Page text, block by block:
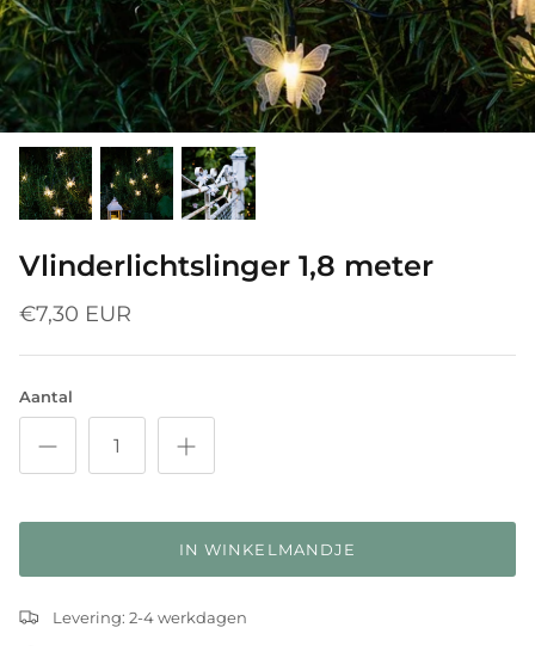
Vlinderlichtslinger 1,8 meter
€7,30 EUR
Aantal
IN WINKELMANDJE
Levering: 2-4 werkdagen